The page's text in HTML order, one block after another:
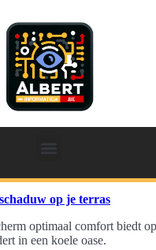
op je terras
optimaal comfort biedt
in een koele oase.